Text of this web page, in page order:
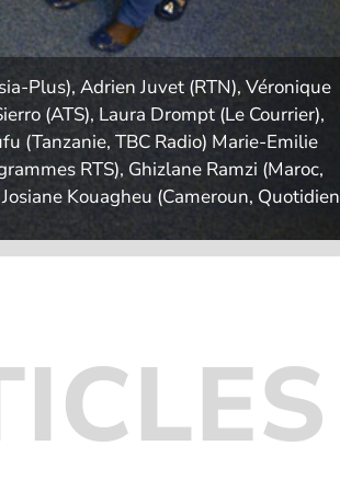
Plus), Adrien Juvet (RTN), Véronique
(ATS), Laura Drompt (Le Courrier),
(Tanzanie, TBC Radio) Marie-Emilie
RTS), Ghizlane Ramzi (Maroc,
Kouagheu (Cameroun, Quotidien